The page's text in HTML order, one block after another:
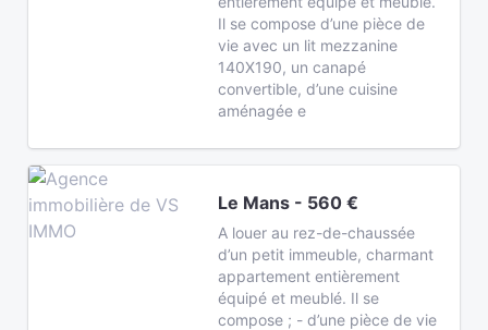
Il se compose d’une pièce de
vie avec un lit mezzanine
140X190, un canapé
convertible, d’une cuisine
aménagée e
Le Mans - 560 €
A louer au rez-de-chaussée
d’un petit immeuble, charmant
appartement entièrement
équipé et meublé. Il se
compose ; - d’une pièce de vie